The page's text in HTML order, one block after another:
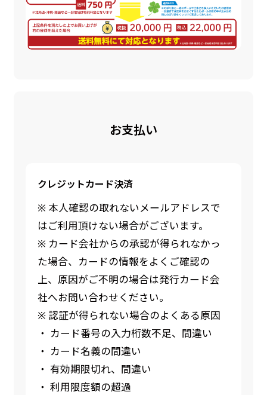
お支払い
クレジットカード決済
※ 本人確認の取れないメールアドレスで
はご利用頂けない場合がございます。
※ カード会社からの承認が得られなかっ
た場合、カードの情報をよくご確認の
上、原因がご不明の場合は発行カード会
社へお問い合わせください。
※ 認証が得られない場合のよくある原因
・ カード番号の入力桁数不足、間違い
・ カード名義の間違い
・ 有効期限切れ、間違い
・ 利用限度額の超過